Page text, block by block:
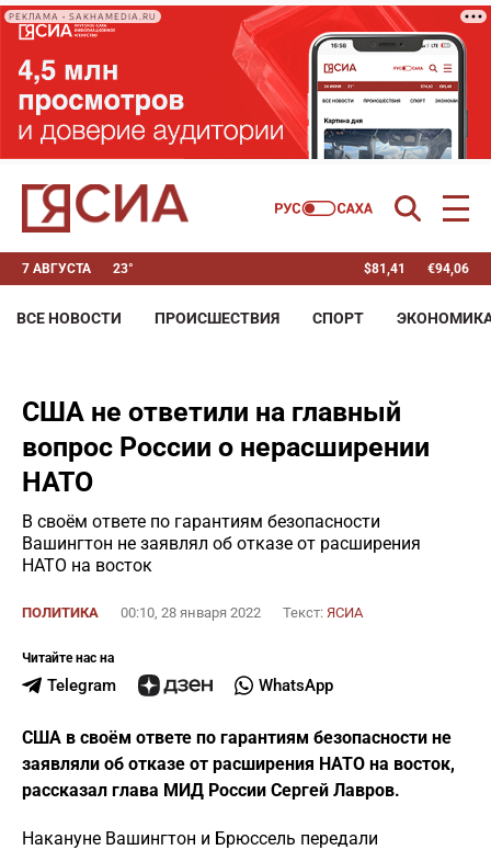
РЕКЛАМА • SAKHAMEDIA.RU
7 АВГУСТА 23° $81,41 €94,06
ВСЕ НОВОСТИ ПРОИСШЕСТВИЯ СПОРТ
США не ответили на главный
вопрос России о нерасширении
НАТО
В своём ответе по гарантиям безопасности
Вашингтон не заявлял об отказе от расширения
НАТО на восток
ПОЛИТИКА 00:10, 28 января 2022 Текст: ЯСИА
Читайте нас на
Telegram WhatsApp
США в своём ответе по гарантиям безопасности не
заявляли об отказе от расширения НАТО на восток,
рассказал глава МИД России Сергей Лавров.
Накануне Вашингтон и Брюссель передали